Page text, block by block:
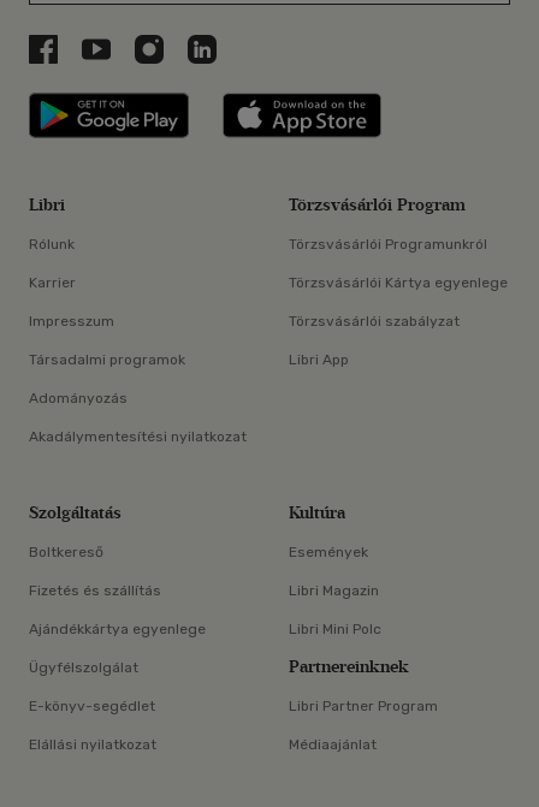
Libri a Facebookon
Libri a Youtube-on
Libri az Instagramon
Libri a LinkedInen
Libri applikáció Szerezd meg: Google
Libri
Rólunk
Karrier
Impresszum
Társadalmi programok
Adományozás
Akadálymentesítési nyilatkozat
Törzsvásárlói Program
Törzsvásárlói Programunkról
Törzsvásárlói Kártya egyenlege
Törzsvásárlói szabályzat
Libri App
Szolgáltatás
Boltkereső
Fizetés és szállítás
Ajándékkártya egyenlege
Ügyfélszolgálat
E-könyv-segédlet
Elállási nyilatkozat
Kultúra
Események
Libri Magazin
Libri Mini Polc
Partnereinknek
Libri Partner Program
Médiaajánlat